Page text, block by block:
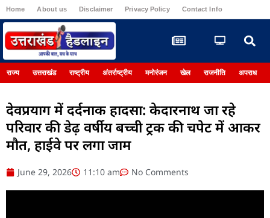
Home About us Disclaimer Privacy Policy Contact Info
राज्य उत्तराखंड राष्ट्रीय अंतर्राष्ट्रीय मनोरंजन खेल राजनीति अपराध
देवप्रयाग में दर्दनाक हादसा: केदारनाथ जा रहे
परिवार की डेढ़ वर्षीय बच्ची ट्रक की चपेट में आकर
मौत, हाईवे पर लगा जाम
June 29, 2026 11:10 am No Comments